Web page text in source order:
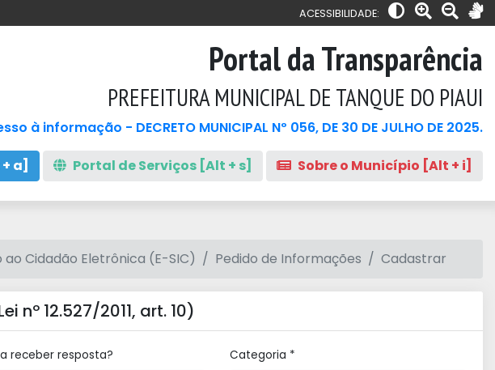
ACESSIBILIDADE:
Portal da Transparência
PREFEITURA MUNICIPAL DE TANQUE DO PIAUI
à informação - DECRETO MUNICIPAL Nº 056, DE 30 DE JULHO DE 2025.
a] Portal de Serviços [Alt + s] Sobre o Município [Alt + i]
Cidadão Eletrônica (E-SIC) Pedido de Informações Cadastrar
12.527/2011, art. 10)
receber resposta? Categoria *